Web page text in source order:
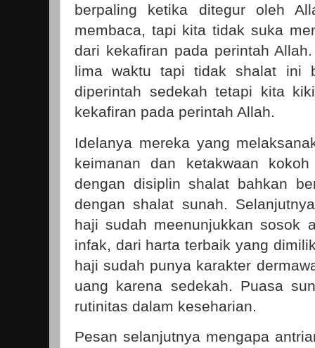
berpaling ketika ditegur oleh
membaca, tapi kita tidak suka
dari kekafiran pada perintah
lima waktu tapi tidak shalat ini
diperintah sedekah tetapi kita
kekafiran pada perintah Allah.
Idelanya mereka yang
keimanan dan ketakwaan
dengan disiplin shalat bahkan
dengan shalat sunah.
haji sudah meenunjukkan sosok
infak, dari harta terbaik yang
haji sudah punya karakter
uang karena sedekah. Puasa
rutinitas dalam keseharian.
Pesan selanjutnya mengapa